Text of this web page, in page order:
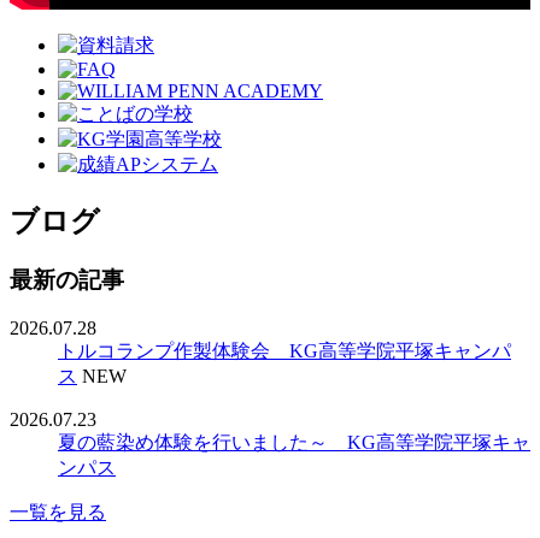
ブログ
最新の記事
2026.07.28
トルコランプ作製体験会 KG高等学院平塚キャンパ
ス NEW
2026.07.23
夏の藍染め体験を行いました～ KG高等学院平塚キャ
ンパス
一覧を見る